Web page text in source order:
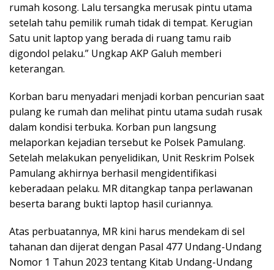
rumah kosong. Lalu tersangka merusak pintu utama
setelah tahu pemilik rumah tidak di tempat. ​Kerugian
Satu unit laptop yang berada di ruang tamu raib
digondol pelaku.” Ungkap AKP Galuh memberi
keterangan.
​Korban baru menyadari menjadi korban pencurian saat
pulang ke rumah dan melihat pintu utama sudah rusak
dalam kondisi terbuka. Korban pun langsung
melaporkan kejadian tersebut ke Polsek Pamulang. ​
Setelah melakukan penyelidikan, Unit Reskrim Polsek
Pamulang akhirnya berhasil mengidentifikasi
keberadaan pelaku. MR ditangkap tanpa perlawanan
beserta barang bukti laptop hasil curiannya.
​Atas perbuatannya, MR kini harus mendekam di sel
tahanan dan dijerat dengan Pasal 477 Undang-Undang
Nomor 1 Tahun 2023 tentang Kitab Undang-Undang